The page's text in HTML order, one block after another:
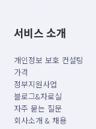
서비스 소개
개인정보 보호 컨설팅
가격
정부지원사업
블로그&자료실
자주 묻는 질문
회사소개 & 채용